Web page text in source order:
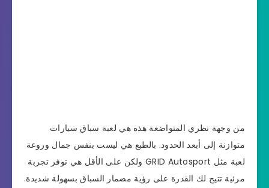
من وجهة نظري المتواضعة هذه هي لعبة سباق سيارات
متوازنة إلى أبعد الحدود. بالطبع هي ليست بنفس جمال وروعة
لعبة مثل GRID Autosport ولكن على الأقل هي توفر تجربة
مرئية تتيح لك القدرة على رؤية مضمار السباق بسهولة شديدة.